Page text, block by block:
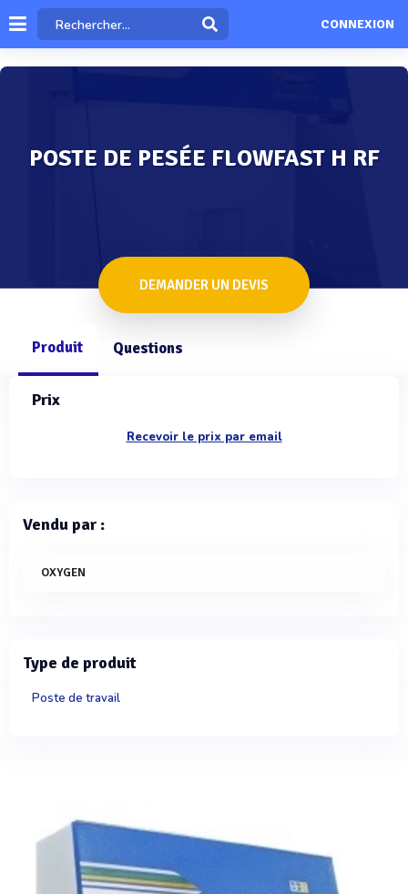
CONNEXION
POSTE DE PESÉE FLOWFAST H RF
DEMANDER UN DEVIS
Produit Questions
Prix
Recevoir le prix par email
Vendu par :
OXYGEN
Type de produit
Poste de travail